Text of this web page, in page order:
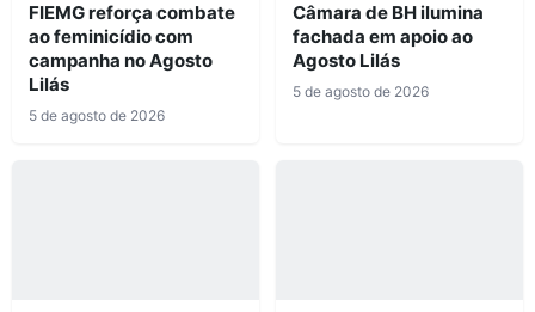
FIEMG reforça combate
ao feminicídio com
campanha no Agosto
Lilás
5 de agosto de 2026
Câmara de BH ilumina
fachada em apoio ao
Agosto Lilás
5 de agosto de 2026